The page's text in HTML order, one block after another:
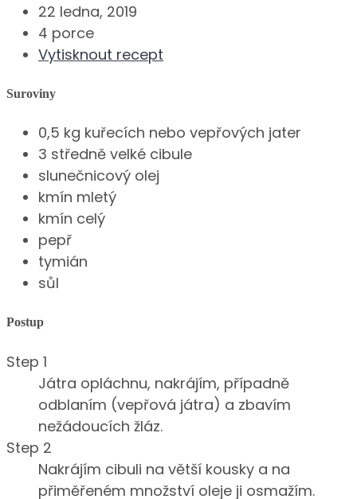
22 ledna, 2019
4 porce
Vytisknout recept
Suroviny
0,5 kg kuřecích nebo vepřových jater
3 středně velké cibule
slunečnicový olej
kmín mletý
kmín celý
pepř
tymián
sůl
Postup
Step 1
Játra opláchnu, nakrájím, případně
odblaním (vepřová játra) a zbavím
nežádoucích žláz.
Step 2
Nakrájím cibuli na větší kousky a na
přiměřeném množství oleje ji osmažím.